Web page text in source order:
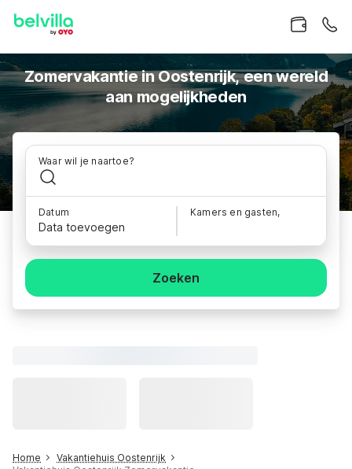
Zomervakantie in Oostenrijk, een wereld
aan mogelijkheden
Waar wil je naartoe?
Datum
Data toevoegen
Kamers en gasten,
Zoeken
Home
Vakantiehuis Oostenrijk